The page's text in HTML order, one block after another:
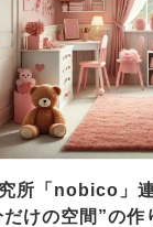
所「nobico」
だけの空間”の作